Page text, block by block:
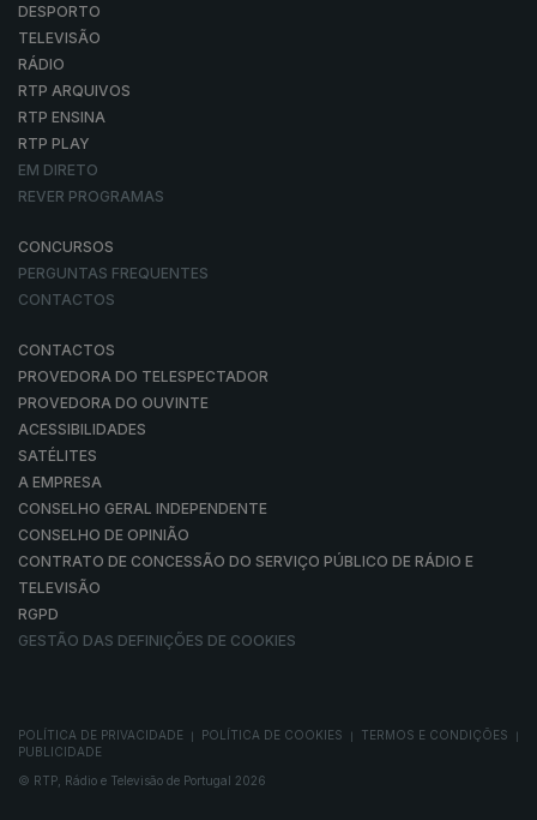
DESPORTO
TELEVISÃO
RÁDIO
RTP ARQUIVOS
RTP ENSINA
RTP PLAY
EM DIRETO
REVER PROGRAMAS
CONCURSOS
PERGUNTAS FREQUENTES
CONTACTOS
CONTACTOS
PROVEDORA DO TELESPECTADOR
PROVEDORA DO OUVINTE
ACESSIBILIDADES
SATÉLITES
A EMPRESA
CONSELHO GERAL INDEPENDENTE
CONSELHO DE OPINIÃO
CONTRATO DE CONCESSÃO DO SERVIÇO PÚBLICO DE RÁDIO E
TELEVISÃO
RGPD
GESTÃO DAS DEFINIÇÕES DE COOKIES
POLÍTICA DE PRIVACIDADE POLÍTICA DE COOKIES TERMOS E CONDIÇÕES
PUBLICIDADE
© RTP, Rádio e Televisão de Portugal 2026